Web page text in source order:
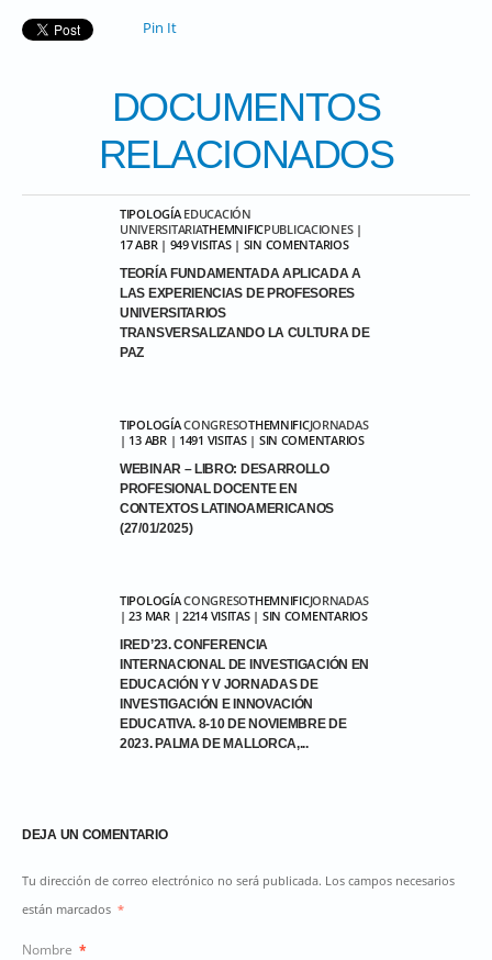
Pin It
DOCUMENTOS
RELACIONADOS
TIPOLOGÍA EDUCACIÓN
UNIVERSITARIATHEMNIFICPUBLICACIONES|
17 ABR | 949 VISITAS | SIN COMENTARIOS
TEORÍA FUNDAMENTADA APLICADA A
LAS EXPERIENCIAS DE PROFESORES
UNIVERSITARIOS
TRANSVERSALIZANDO LA CULTURA DE
PAZ
TIPOLOGÍACONGRESOTHEMNIFICJORNADAS
| 13 ABR | 1491 VISITAS | SIN COMENTARIOS
WEBINAR – LIBRO: DESARROLLO
PROFESIONAL DOCENTE EN
CONTEXTOS LATINOAMERICANOS
(27/01/2025)
TIPOLOGÍACONGRESOTHEMNIFICJORNADAS
| 23 MAR | 2214 VISITAS | SIN COMENTARIOS
IRED’23. CONFERENCIA
INTERNACIONAL DE INVESTIGACIÓN EN
EDUCACIÓN Y V JORNADAS DE
INVESTIGACIÓN E INNOVACIÓN
EDUCATIVA. 8-10 DE NOVIEMBRE DE
2023. PALMA DE MALLORCA,...
DEJA UN COMENTARIO
Tu dirección de correo electrónico no será publicada. Los campos necesarios
están marcados *
Nombre *